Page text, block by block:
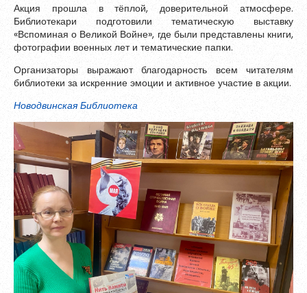
Акция прошла в тёплой, доверительной атмосфере.
Библиотекари подготовили тематическую выставку
«Вспоминая о Великой Войне», где были представлены книги,
фотографии военных лет и тематические папки.
Организаторы выражают благодарность всем читателям
библиотеки за искренние эмоции и активное участие в акции.
Новодвинская Библиотека
Пароль должен быть минимум 6 символов и содержать хотя
бы одну строчную букву, одну прописную букву, одну цифру
и один специальный символ.
Обновить
Я согласен на обработку
персональных данных
Я согласен справилами использования материалов,
размещённых на портале.
Зарегистрироваться